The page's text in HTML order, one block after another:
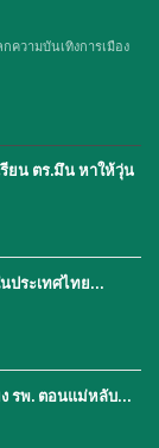
ความบันเทิงการเมือง
ยน ตร.มึน หาให้วุ่น
ประเทศไทย…
รพ. ตอนแม่หลับ…